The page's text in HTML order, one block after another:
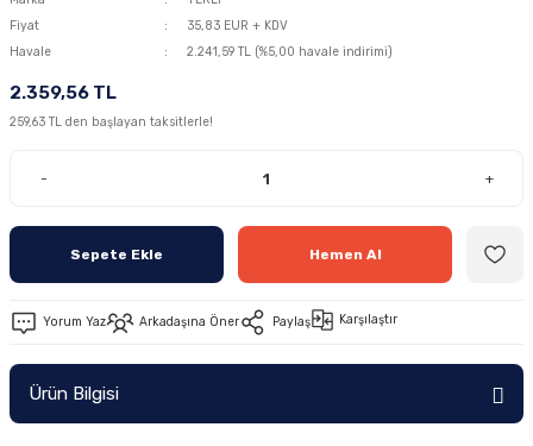
Fiyat
35,83 EUR + KDV
Havale
2.241,59 TL (%5,00 havale indirimi)
2.359,56 TL
259,63 TL den başlayan taksitlerle!
- +
Sepete Ekle Hemen Al
Yorum Yaz Arkadaşına Öner Paylaş Karşılaştır
Ürün Bilgisi